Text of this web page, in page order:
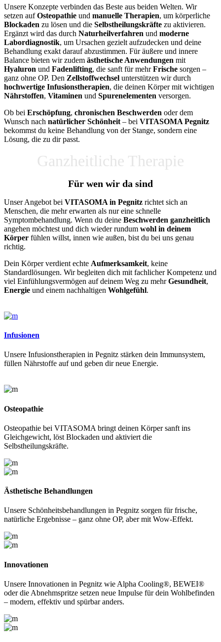
Unsere Konzepte verbinden das Beste aus beiden Welten. Wir
setzen aufOsteopathie und manuelle Therapien, um körperliche
Blockaden zu lösen und die Selbstheilungskräfte zu aktivieren.
Ergänzt wird das durch Naturheilverfahren und moderne
Labordiagnostik, um Ursachen gezielt aufzudecken und deine
Behandlung exakt darauf abzustimmen. Für äußere und innere
Balance bieten wir zudem ästhetische Anwendungen mit
Hyaluron und Fadenlifting, die sanft für mehrFrische sorgen –
ganz ohne OP. Den Zellstoffwechsel unterstützen wir durch
hochwertige Infusionstherapien, die deinen Körper mit wichtigen
Nährstoffen, Vitaminen und Spurenelementen versorgen.
Ob bei Erschöpfung, chronischen Beschwerden oder dem
Wunsch nach natürlicher Schönheit – bei VITASOMA Pegnitz
bekommst du keine Behandlung von der Stange, sondern eine
Lösung, die zu dir passt.
Ganzheitliche Therapie
Für wen wir da sind
Unser Angebot bei VITASOMA in Pegnitz richtet sich an
Menschen, die mehr erwarten als nur eine schnelle
Symptombehandlung. Wenn du deine Beschwerden ganzheitlich
angehen möchtest und dich wieder rundum wohl in deinem
Körper fühlen willst, innen wie außen, bist du bei uns genau
richtig.
Dein Körper verdient echte Aufmerksamkeit, keine
Standardlösungen. Wir begleiten dich mit fachlicher Kompetenz und
viel Einfühlungsvermögen auf deinem Weg zu mehrGesundheit,
Energie und einem nachhaltigen Wohlgefühl.
Infusionen
Unsere Infusionstherapien in Pegnitz stärken dein Immunsystem,
füllen Nährstoffe auf und geben dir neue Energie.
Osteopathie
Osteopathie bei VITASOMA bringt deinen Körper sanft ins
Gleichgewicht, löst Blockaden und aktiviert die
Selbstheilungskräfte.
Ästhetische Behandlungen
Unsere Schönheitsbehandlungen in Pegnitz sorgen für frische,
natürliche Ergebnisse – ganz ohne OP, aber mit Wow-Effekt.
Innovationen
Unsere Innovationen in Pegnitz wie Alpha Cooling®, BEWEI®
oder die Abnehmspritze setzen neue Impulse für dein Wohlbefinden
– modern, effektiv und spürbar anders.